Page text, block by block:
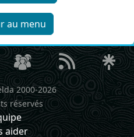
au menu
2000-2026
réservés
aider